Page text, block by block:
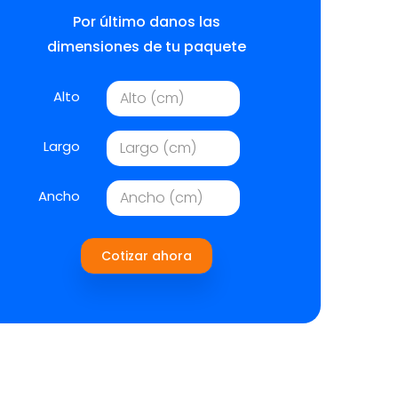
Por último danos las
dimensiones de tu paquete
Alto
Largo
Ancho
Cotizar ahora